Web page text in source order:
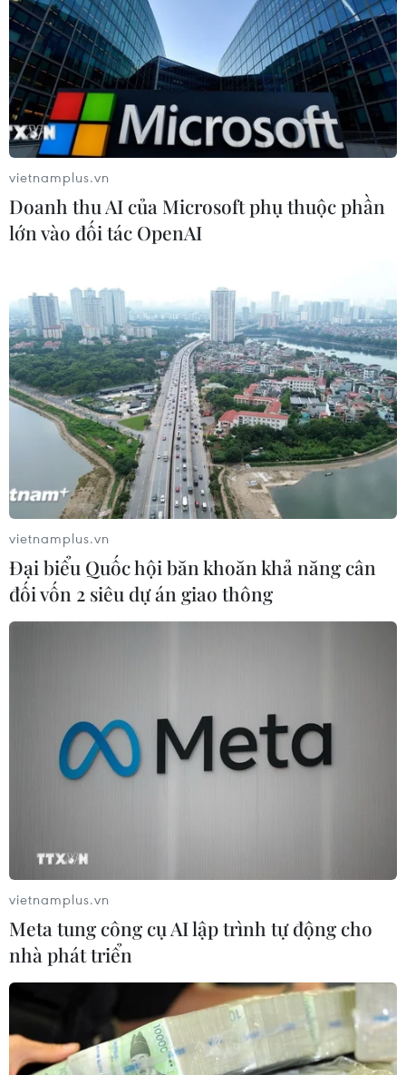
Những thợ lặn đã phải chịu nhiều hiểm nguy để cứu các em ra
ngoài. (Nguồn: Daily Mail)
(TTXVN/Vietnam+)
#đội bóng thiếu niên Thái Lan
Theo dõi VietnamPlus
TIN LIÊN QUAN
vietnamplus.vn
Doanh thu AI của Microsoft phụ thuộc phần
lớn vào đối tác OpenAI
vietnamplus.vn
Đại biểu Quốc hội băn khoăn khả năng cân
đối vốn 2 siêu dự án giao thông
vietnamplus.vn
Meta tung công cụ AI lập trình tự động cho
nhà phát triển